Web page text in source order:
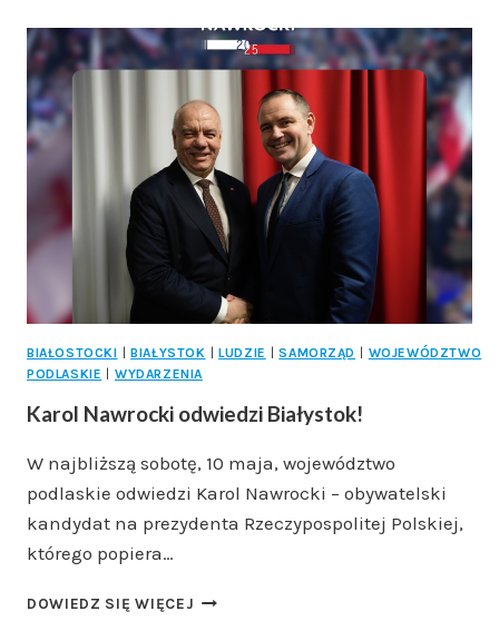
BOGUMIŁY
OLBRYŚ
JACKA
SASINA
OTWARTE
W
ŁOMŻY
BIAŁOSTOCKI BIAŁYSTOK LUDZIE SAMORZĄD
WOJEWÓDZTWO
PODLASKIE
WYDARZENIA
Karol Nawrocki odwiedzi Białystok!
W najbliższą sobotę, 10 maja, województwo
podlaskie odwiedzi Karol Nawrocki – obywatelski
kandydat na prezydenta Rzeczypospolitej Polskiej,
którego popiera…
DOWIEDZ SIĘ WIĘCEJ KAROL